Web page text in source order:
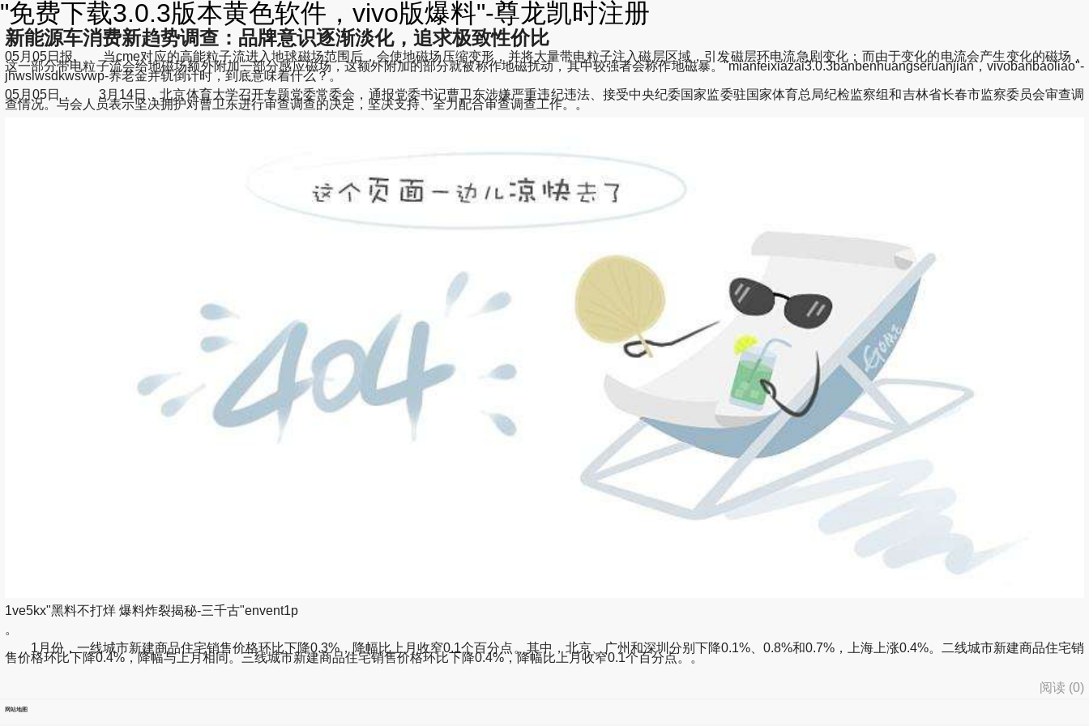
"免费下载3.0.3版本黄色软件，vivo版爆料"-尊龙凯时注册
新能源车消费新趋势调查：品牌意识逐渐淡化，追求极致性价比
05月05日报, 当cme对应的高能粒子流进入地球磁场范围后，会使地磁场压缩变形，并将大量带电粒子注入磁层区域，引发磁层环电流急剧变化；而由于变化的电流会产生变化的磁场，
这一部分带电粒子流会给地磁场额外附加一部分感应磁场，这额外附加的部分就被称作地磁扰动，其中较强者会称作地磁暴。"mianfeixiazai3.0.3banbenhuangseruanjian，vivobanbaoliao"-
jhwslwsdkwsvwp-养老金并轨倒计时，到底意味着什么？。
05月05日， 3月14日，北京体育大学召开专题党委常委会，通报党委书记曹卫东涉嫌严重违纪违法、接受中央纪委国家监委驻国家体育总局纪检监察组和吉林省长春市监察委员会审查调
查情况。与会人员表示坚决拥护对曹卫东进行审查调查的决定，坚决支持、全力配合审查调查工作。。
1ve5kx"黑料不打烊 爆料炸裂揭秘-三千古"envent1p
。
1月份，一线城市新建商品住宅销售价格环比下降0.3%，降幅比上月收窄0.1个百分点。其中，北京、广州和深圳分别下降0.1%、0.8%和0.7%，上海上涨0.4%。二线城市新建商品住宅销
售价格环比下降0.4%，降幅与上月相同。三线城市新建商品住宅销售价格环比下降0.4%，降幅比上月收窄0.1个百分点。。
阅读 (0)
网站地图